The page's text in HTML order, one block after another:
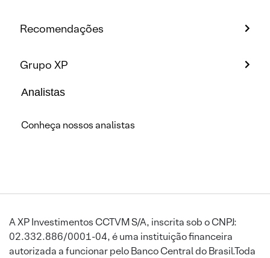
Recomendações
Grupo XP
Analistas
Conheça nossos analistas
A XP Investimentos CCTVM S/A, inscrita sob o CNPJ:
02.332.886/0001-04, é uma instituição financeira
autorizada a funcionar pelo Banco Central do Brasil.Toda